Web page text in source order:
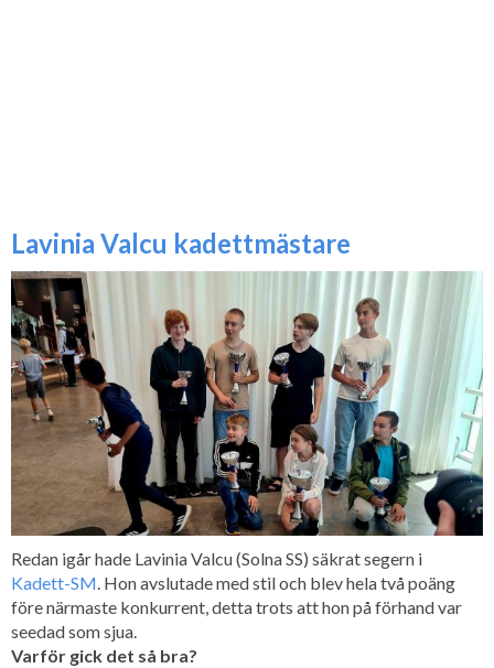
Lavinia Valcu kadettmästare
Redan igår hade Lavinia Valcu (Solna SS) säkrat segern i
Kadett-SM. Hon avslutade med stil och blev hela två poäng
före närmaste konkurrent, detta trots att hon på förhand var
seedad som sjua.
Varför gick det så bra?